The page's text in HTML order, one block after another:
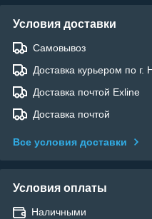
Условия доставки
Самовывоз
Доставка курьером по г.
Доставка почтой Exline
Доставка почтой
Все условия доставки
Условия оплаты
Наличными